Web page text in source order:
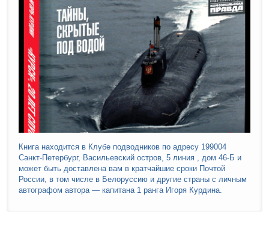
Книга находится в Клубе подводников по адресу 199004
Санкт-Петербург, Васильевский остров, 5 линия , дом 46-Б и
может быть доставлена вам в кратчайшие сроки Почтой
России, в том числе в Белоруссию и другие страны с личным
автографом автора — капитана 1 ранга Игоря Курдина.